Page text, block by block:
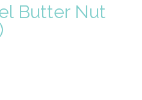
Butter Nut